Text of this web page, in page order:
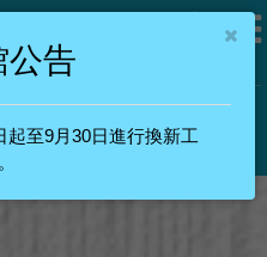
公告
起至9月30日進行換新工